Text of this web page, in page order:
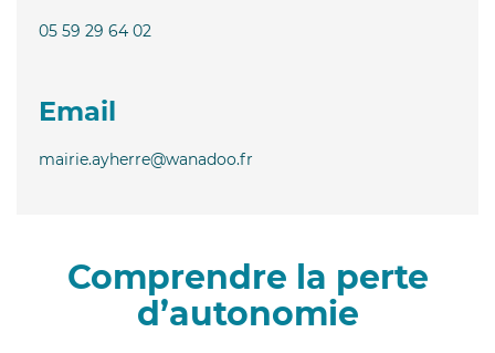
05 59 29 64 02
Email
mairie.ayherre@wanadoo.fr
Comprendre la perte
d’autonomie